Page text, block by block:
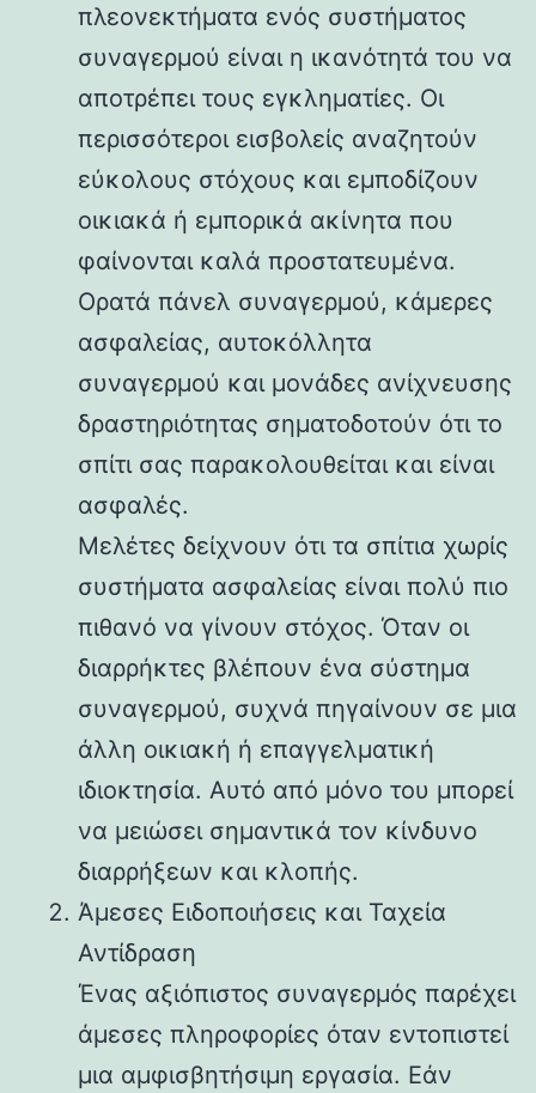
πλεονεκτήματα ενός συστήματος
συναγερμού είναι η ικανότητά του να
αποτρέπει τους εγκληματίες. Οι
περισσότεροι εισβολείς αναζητούν
εύκολους στόχους και εμποδίζουν
οικιακά ή εμπορικά ακίνητα που
φαίνονται καλά προστατευμένα.
Ορατά πάνελ συναγερμού, κάμερες
ασφαλείας, αυτοκόλλητα
συναγερμού και μονάδες ανίχνευσης
δραστηριότητας σηματοδοτούν ότι το
σπίτι σας παρακολουθείται και είναι
ασφαλές.
Μελέτες δείχνουν ότι τα σπίτια χωρίς
συστήματα ασφαλείας είναι πολύ πιο
πιθανό να γίνουν στόχος. Όταν οι
διαρρήκτες βλέπουν ένα σύστημα
συναγερμού, συχνά πηγαίνουν σε μια
άλλη οικιακή ή επαγγελματική
ιδιοκτησία. Αυτό από μόνο του μπορεί
να μειώσει σημαντικά τον κίνδυνο
διαρρήξεων και κλοπής.
Άμεσες Ειδοποιήσεις και Ταχεία
Αντίδραση
Ένας αξιόπιστος συναγερμός παρέχει
άμεσες πληροφορίες όταν εντοπιστεί
μια αμφισβητήσιμη εργασία. Εάν